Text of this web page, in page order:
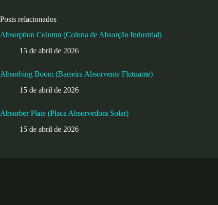
Posts relacionados
Absorption Column (Coluna de Absorção Industrial)
15 de abril de 2026
Absorbing Boom (Barreira Absorvente Flutuante)
15 de abril de 2026
Absorber Plate (Placa Absorvedora Solar)
15 de abril de 2026